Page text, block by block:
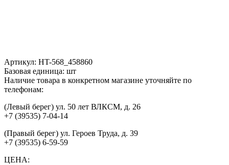
Артикул: HT-568_458860
Базовая единица: шт
Наличие товара в конкретном магазине уточняйте по
телефонам:
(Левый берег) ул. 50 лет ВЛКСМ, д. 26
+7 (39535) 7-04-14
(Правый берег) ул. Героев Труда, д. 39
+7 (39535) 6-59-59
ЦЕНА: